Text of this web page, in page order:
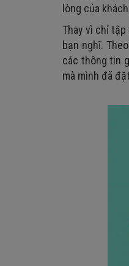
lòng của
Thay vì chỉ
bạn nghĩ.
các thông tin
mà mình đã